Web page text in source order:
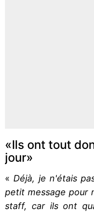
«Ils ont tout
jour»
« Déjà, je n'étais
petit message pour
staff, car ils ont